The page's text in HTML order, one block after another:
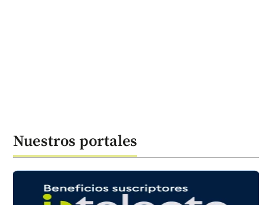
Nuestros portales